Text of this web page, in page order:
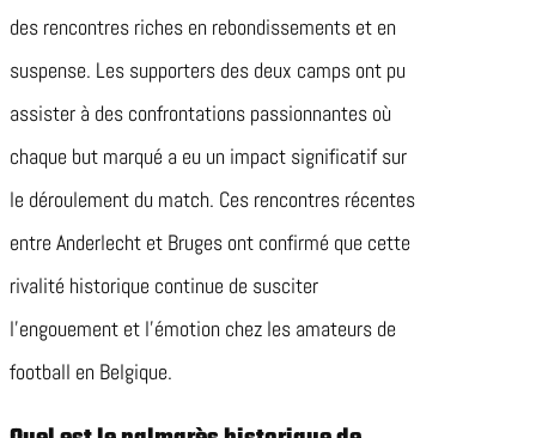
des rencontres riches en rebondissements et en
suspense. Les supporters des deux camps ont pu
assister à des confrontations passionnantes où
chaque but marqué a eu un impact significatif sur
le déroulement du match. Ces rencontres récentes
entre Anderlecht et Bruges ont confirmé que cette
rivalité historique continue de susciter
l’engouement et l’émotion chez les amateurs de
football en Belgique.